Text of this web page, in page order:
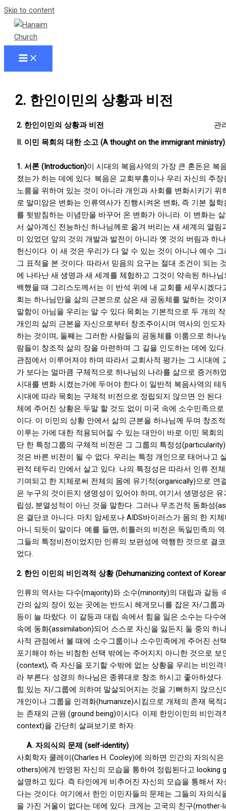
Skip to content
2. 한인이민의 상황과 비전
2. 한인이민의 상황과 비전
관
II. 이민 목회의 대한 소고 (A thought on the immigrant ministry)
1. 서론 (Introduction)이 시대의 복음사역의 가장 큰 혼돈은 복
졌는가 하는 데에 있다. 복음은 교회부흥이나 우리 자신의 주
노름을 위하여 있는 것이 아니라 개인과 사회를 변화시키기 위
로 말미암은 변화는 인류역사가 진행시켜온 변화, 즉 기본 철
를 뒷받침하는 이념만을 바꾸어 온 변화가 아니라. 이 변화는
서 살아계신 전능하신 하나님께로 옮겨 버리는 새 세계의 열림
미 있었던 앞의 것의 개발과 발전이 아니라 옛 것의 버림과 하
헌신이다. 이 새 것은 우리가 다 알 수 있는 것이 아니나 예수
그 표적을 본 것이다. 따라서 믿음의 요구는 절대 조건이 되는
에 나타난 새 생명과 새 세계를 체험하고 그것이 약속된 하나
백했을 때 그리스도께서는 이 반석 위에 내 교회를 세우시겠다
회는 하나님만을 삶의 근본으로 삼은 새 공동체를 말하는 것이
말함이 아님을 우리는 알 수 있다.목회는 기본적으로 두 개의
개인의 삶의 근본을 자신으로부터 창조주이시며 역사의 인도
하는 것이며, 둘째는 그러한 사람들의 공동체를 이룸으로 하나
람들이 창조적 삶의 장을 마련하며 그 길을 인도하는 데에 있
관점에서 이루어져야 하며 따라서 교회사적 평가는 그 시대에
가 보다는 얼마큼 구체적으로 하나님의 나라를 삶으로 증거하
시대를 변화 시켰는가에 두어야 한다.이 일반적 복음사역의 테
시대에 따라 목회는 구체적 비전으로 정립되지 않으면 안 된다
체에 주어진 상황은 두말 할 것도 없이 미국 속에 소수민족으
이다. 이 이민의 상황 안에서 삶의 근본을 하나님께 두며 창조
이루는 가에 대한 적용되어질 수 있는 대안이 바로 이민 목회
단 한 특정그룹의 구체적 비전은 그 그룹의 특정성
것은 바른 비전이 될 수 없다. 우리는 특정 개인으로 태어나고
편적 테두리 안에서 살고 있다. 나의 특정성은 따라서 인류 전
기여되고 한 지체로써 전체의 몸에 유기적(organically)으로 연
은 누구의 것이든지 생명성이 있어야 하며, 여기서 생명성은
립성, 분열성적이 아닌 것을 말한다. 그러나 무조건적 동화성
은 결단코 아니다. 마치 암세포나 AIDS바이러스가 몸의 한 지
아니 되듯이 말이다. 예를 들면, 히틀러의 비전은 독일민족의
그들의 특정비전이었지만 인류의 보편성에 역행한 것으로 결
었다.
2. 한인 이민의 비인격적 상황 (Dehumanizing context of
인류의 역사는 다수(majority)와 소수(minority)의 대립과 갈등
간의 삶의 장이 있는 곳에는 반드시 헤게모니를 잡은 자/그룹
등이 늘 따랐다. 이 갈등과 대립 속에서 힘을 잃은 소수는 다수
속에 동화(assimilation)되어 스스로 자신을 잃든지 둘 중의 하
사적 관점에서 볼 때에 소수그룹이나 소수민족에게 주어진 선
포기해야 하는 비참한 선택 밖에는 주어지지 아니한 것으로 보
(context), 즉 자신을 포기할 수밖에 없는 상황을 우리는 비인
라 부른다. 성경의 하나님은 종류대로 창조 하시고 좋아하셨다
힘 있는 자/그룹에 의하여 말살되어지는 것을 기뻐하지 않으신
개인이나 그룹을 인격화(humanize)시킴으로 개체의 존재 목
는 존재의 근원 (ground being)이시다. 이제 한인이민의 비인격
context)을 간단히 살펴보기로 하자.
A.자의식의 문제 (self-identity)
사회학자 쿨레이(Charles H. Cooley)에 의하면 인간의 자의식
others)에게 반영된 자신의 모습을 통하여 정립된다고 looking
설명하고 있다. 즉 타인에게 비추어진 자신의 모습을 통해서
다는 것이다. 여기에서 한인 이민자들의 문제는 그들의 자의식
을 가진 거울이 없다는 데에 있다. 크게는 고국의 친구